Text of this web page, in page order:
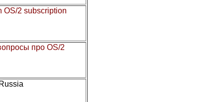
OS/2 subscription
про OS/2